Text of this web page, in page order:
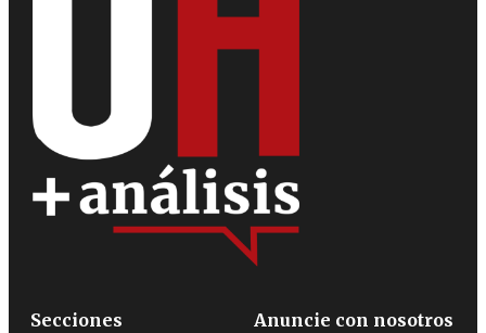
Secciones
Anuncie con nosotros